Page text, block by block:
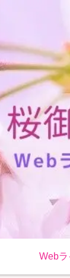
Web